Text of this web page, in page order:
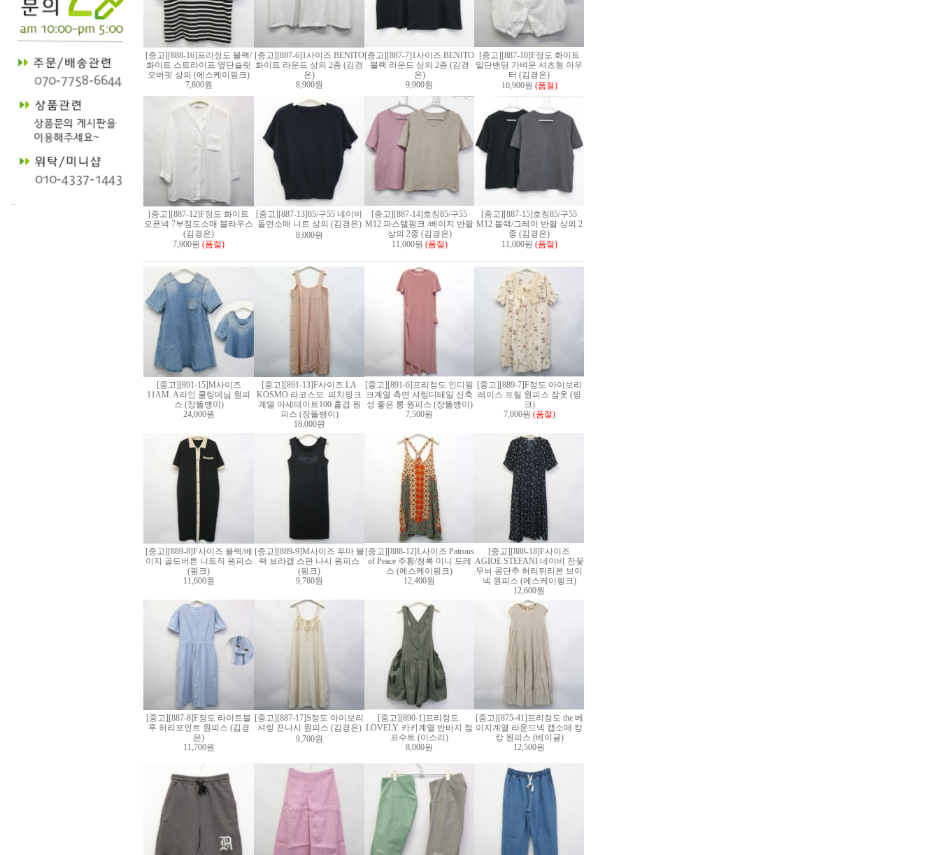
[중고][888-16]프리정도 블랙/
화이트 스트라이프 옆단슬릿
오버핏 상의 (에스케이핑크)
7,800원
[중고][887-6]1사이즈 BENITO
화이트 라운드 상의 2종 (김경
은)
8,900원
[중고][887-7]1사이즈 BENITO
블랙 라운드 상의 2종 (김경
은)
9,900원
[중고][887-10]F정도 화이트
밑단밴딩 가벼운 셔츠형 아우
터 (김경은)
10,900원 (품절)
[중고][887-12]F정도 화이트
오픈넥 7부정도소매 블라우스
(김경은)
7,900원 (품절)
[중고][887-13]85/구55 네이비
돌먼소매 니트 상의 (김경은)
8,000원
[중고][887-14]호칭85/구55
M12 파스텔핑크 /베이지 반팔
상의 2종 (김경은)
11,000원 (품절)
[중고][887-15]호칭85/구55
M12 블랙/그레이 반팔 상의 2
종 (김경은)
11,000원 (품절)
[중고][891-15]M사이즈
11AM. A라인 쿨링데님 원피
스 (장똘뱅이)
24,000원
[중고][891-13]F사이즈 LA
KOSMO 라코스모. 피치핑크
계열 아세테이트100 홑겹 원
피스 (장똘뱅이)
18,000원
[중고][891-6]프리정도 인디핑
크계열 측면 셔링디테일 신축
성 좋은 롱 원피스 (장똘뱅이)
7,500원
[중고][889-7]F정도 아이보리
레이스 프릴 원피스 잠옷 (핑
크)
7,000원 (품절)
[중고][889-8]F사이즈 블랙/베
이지 골드버튼 니트직 원피스
(핑크)
11,600원
[중고][889-9]M사이즈 푸마 블
랙 브라캡 스판 나시 원피스
(핑크)
9,760원
[중고][888-12]L사이즈 Patrons
of Peace 주황/청록 미니 드레
스 (에스케이핑크)
12,400원
[중고][888-18]F사이즈
AGIOE STEFANI 네이비 잔꽃
무늬 콩단추 허리뒤리본 브이
넥 원피스 (에스케이핑크)
12,600원
[중고][887-8]F정도 라이트블
루 허리포인트 원피스 (김경
은)
11,700원
[중고][887-17]S정도 아이보리
셔링 끈나시 원피스 (김경은)
9,700원
[중고][890-1]프리정도.
LOVELY. 카키계열 반바지 점
프수트 (이스리)
8,000원
[중고][875-41]프리정도 the 베
이지계열 라운드넥 캡소매 캉
캉 원피스 (베이글)
12,500원